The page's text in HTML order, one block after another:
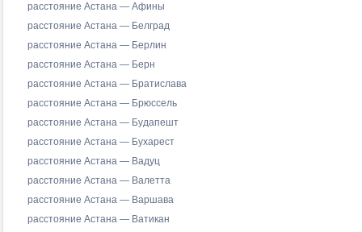
расстояние Астана — Афины
расстояние Астана — Белград
расстояние Астана — Берлин
расстояние Астана — Берн
расстояние Астана — Братислава
расстояние Астана — Брюссель
расстояние Астана — Будапешт
расстояние Астана — Бухарест
расстояние Астана — Вадуц
расстояние Астана — Валетта
расстояние Астана — Варшава
расстояние Астана — Ватикан